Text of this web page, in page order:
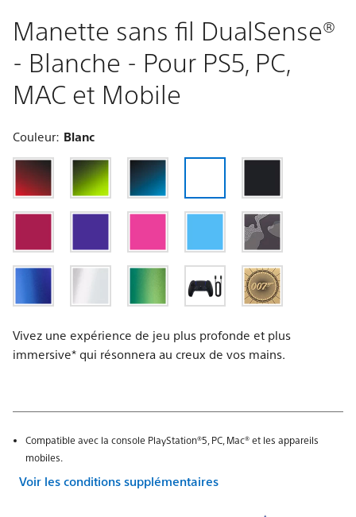
MAC
et
Mobile
Manette sans fil DualSense®
- Blanche - Pour PS5, PC,
MAC et Mobile
Couleur: Blanc
Vivez une expérience de jeu plus profonde et plus
immersive* qui résonnera au creux de vos mains.
Compatible avec la console PlayStation®5, PC, Mac® et les appareils
mobiles.
Voir les conditions supplémentaires